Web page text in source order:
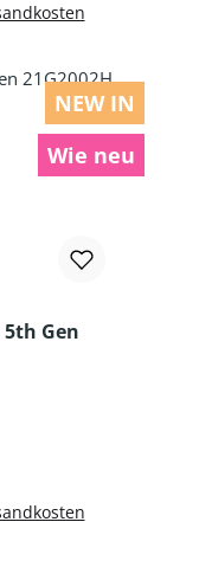
NEW IN
Wie neu
5th Gen